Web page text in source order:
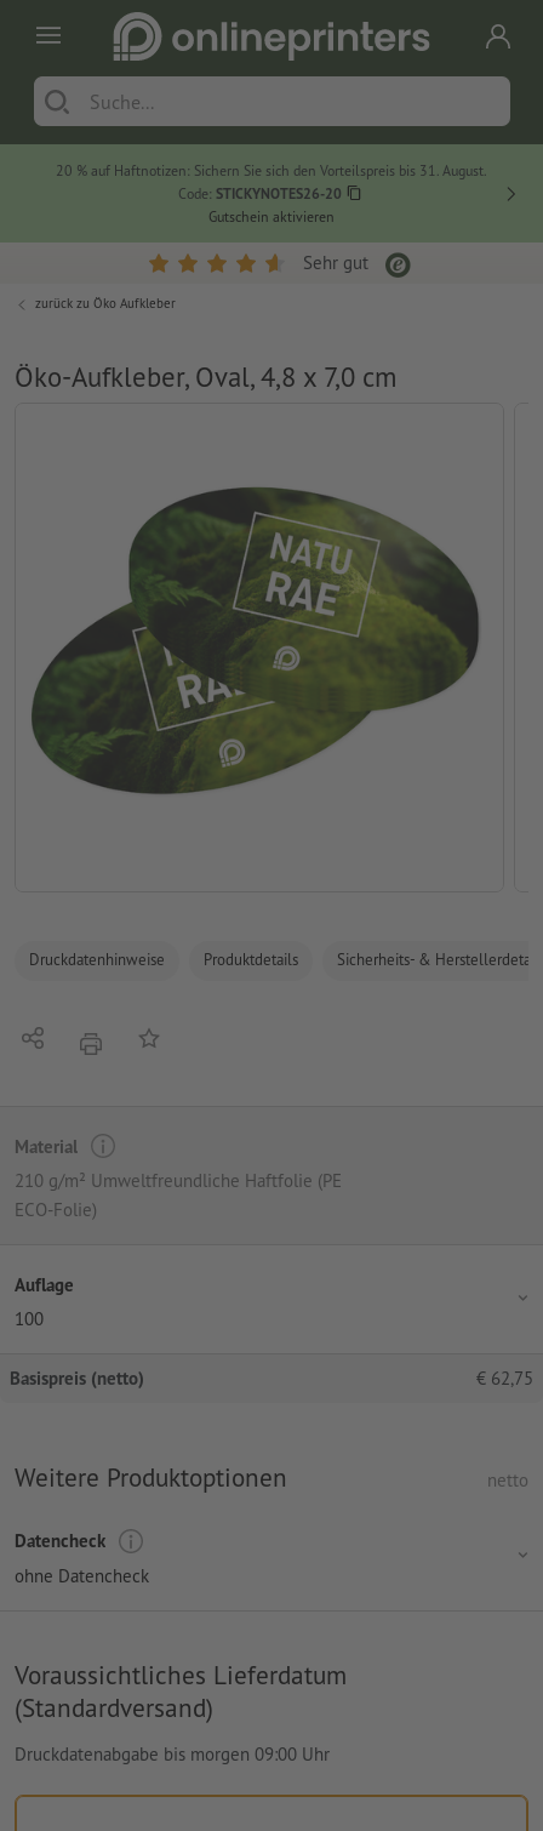
20 % auf Haftnotizen: Sichern Sie sich den Vorteilspreis bis 31. August.
Code: STICKYNOTES26-20
Gutschein aktivieren
Sehr gut
zurück zu Öko Aufkleber
Öko-Aufkleber, Oval, 4,8 x 7,0 cm
Druckdatenhinweise Produktdetails Sicherheits- &
Teilen DruckenAuf die Merkliste
Material
210 g/m² Umweltfreundliche Haftfolie (PE
ECO-Folie)
Auflage
100
Basispreis (netto) € 62,75
Weitere Produktoptionen netto
Datencheck
ohne Datencheck
Voraussichtliches Lieferdatum
(Standardversand)
Druckdatenabgabe bis morgen 09:00 Uhr